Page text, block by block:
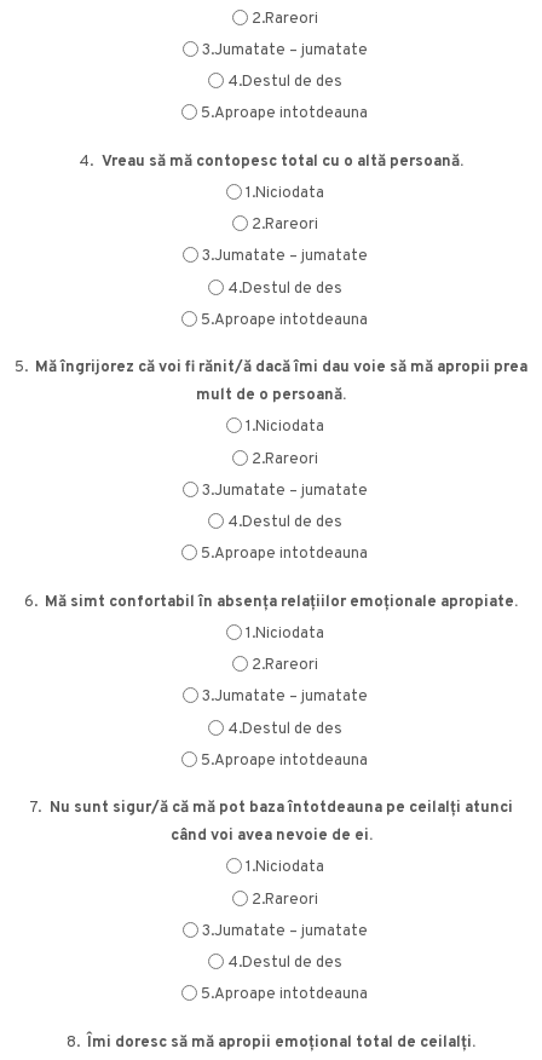
2.Rareori
3.Jumatate – jumatate
4.Destul de des
5.Aproape intotdeauna
4. Vreau să mă contopesc total cu o altă persoană.
1.Niciodata
2.Rareori
3.Jumatate – jumatate
4.Destul de des
5.Aproape intotdeauna
5. Mă îngrijorez că voi fi rănit/ă dacă îmi dau voie să mă apropii prea
mult de o persoană.
1.Niciodata
2.Rareori
3.Jumatate – jumatate
4.Destul de des
5.Aproape intotdeauna
6. Mă simt confortabil în absența relațiilor emoționale apropiate.
1.Niciodata
2.Rareori
3.Jumatate – jumatate
4.Destul de des
5.Aproape intotdeauna
7. Nu sunt sigur/ă că mă pot baza întotdeauna pe ceilalți atunci
când voi avea nevoie de ei.
1.Niciodata
2.Rareori
3.Jumatate – jumatate
4.Destul de des
5.Aproape intotdeauna
8. Îmi doresc să mă apropii emoțional total de ceilalți.